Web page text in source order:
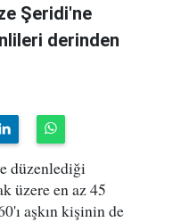
Şeridi'ne
derinden
düzenlediği
üzere en az 45
aşkın kişinin de